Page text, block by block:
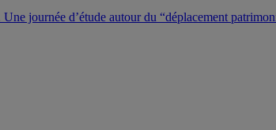
journée d’étude autour du “déplacement